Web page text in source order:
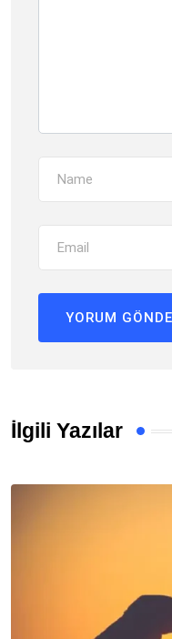
İlgili Yazılar